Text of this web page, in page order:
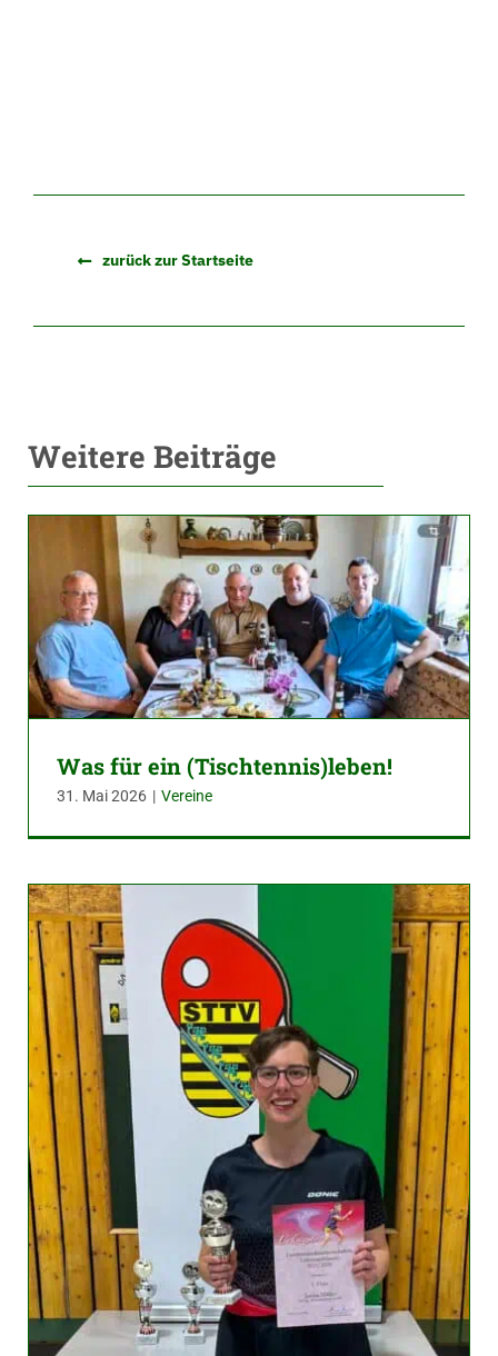
zurück zur Startseite
Weitere Beiträge
Was für ein (Tischtennis)leben!
31. Mai 2026 | Vereine